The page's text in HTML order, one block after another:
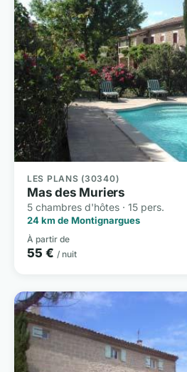
LES PLANS (30340)
Mas des Muriers
5 chambres d'hôtes · 15 pers.
24 km de Montignargues
À partir de
55 € / nuit